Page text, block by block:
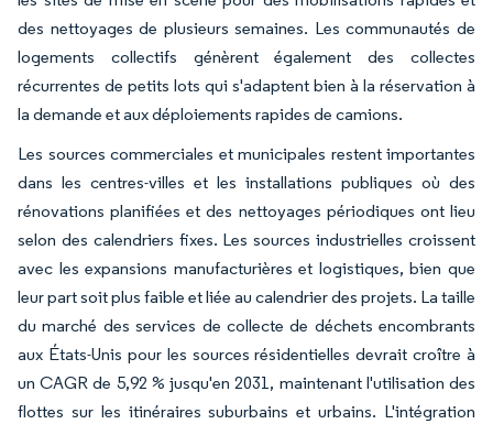
des nettoyages de plusieurs semaines. Les communautés de
logements collectifs génèrent également des collectes
récurrentes de petits lots qui s'adaptent bien à la réservation à
la demande et aux déploiements rapides de camions.
Les sources commerciales et municipales restent importantes
dans les centres-villes et les installations publiques où des
rénovations planifiées et des nettoyages périodiques ont lieu
selon des calendriers fixes. Les sources industrielles croissent
avec les expansions manufacturières et logistiques, bien que
leur part soit plus faible et liée au calendrier des projets. La taille
du marché des services de collecte de déchets encombrants
aux États-Unis pour les sources résidentielles devrait croître à
un CAGR de 5,92 % jusqu'en 2031, maintenant l'utilisation des
flottes sur les itinéraires suburbains et urbains. L'intégration